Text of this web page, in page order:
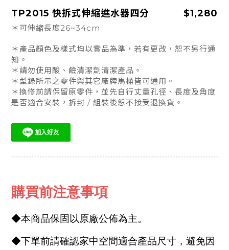
TP2015 快拆式伸縮進水器四分 $1,280
＊可伸縮長度26~34cm
＊產品顏色及樣式均以實品為準，若有更改，恕不另行通
知。
＊請勿使用酸、鹼清潔劑清潔產品。
＊型錄所示之零件與其它廠牌馬桶皆可通用。
＊換修前請保留原零件，並先自行丈量孔徑、長度及角度
是否適合安裝，拆封 / 組裝後恕不接受退換貨。
購買前注意事項
◆本商品保固以原廠公佈為主。
◆下單前請確認家中空間適合產品尺寸，避免因